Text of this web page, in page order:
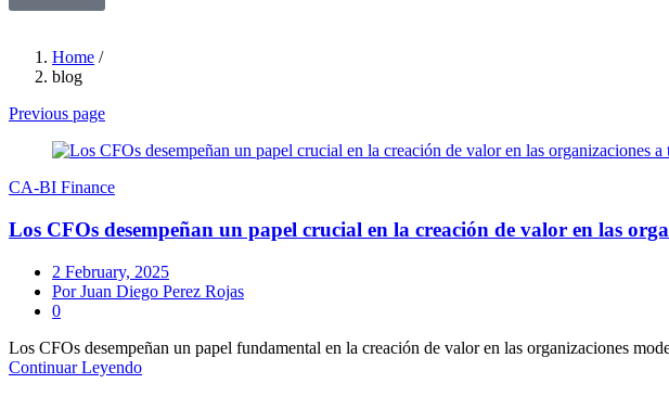
Home /
blog
Previous page
CA-BI Finance
Los CFOs desempeñan un papel crucial en la creación de valor en las
2 February, 2025
Juan Diego Perez Rojas
0
Los CFOs desempeñan un papel fundamental en la creación de valor en las organizaciones
Continuar Leyendo